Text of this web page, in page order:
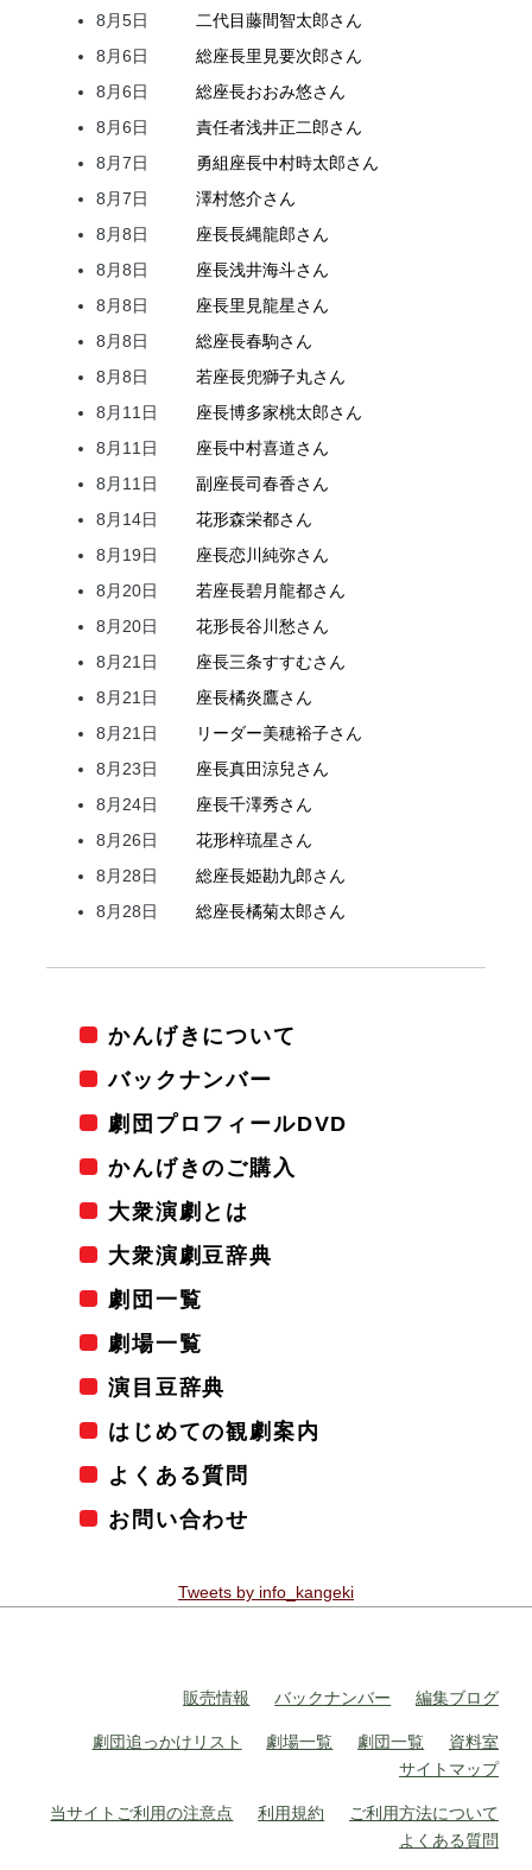
8月5日
二代目藤間智太郎さん
8月6日
総座長里見要次郎さん
8月6日
総座長おおみ悠さん
8月6日
責任者浅井正二郎さん
8月7日
勇組座長中村時太郎さん
8月7日
澤村悠介さん
8月8日
座長長縄龍郎さん
8月8日
座長浅井海斗さん
8月8日
座長里見龍星さん
8月8日
総座長春駒さん
8月8日
若座長兜獅子丸さん
8月11日
座長博多家桃太郎さん
8月11日
座長中村喜道さん
8月11日
副座長司春香さん
8月14日
花形森栄都さん
8月19日
座長恋川純弥さん
8月20日
若座長碧月龍都さん
8月20日
花形長谷川愁さん
8月21日
座長三条すすむさん
8月21日
座長橘炎鷹さん
8月21日
リーダー美穂裕子さん
8月23日
座長真田涼兒さん
8月24日
座長千澤秀さん
8月26日
花形梓琉星さん
8月28日
総座長姫勘九郎さん
8月28日
総座長橘菊太郎さん
かんげきについて
バックナンバー
劇団プロフィールDVD
かんげきのご購入
大衆演劇とは
大衆演劇豆辞典
劇団一覧
劇場一覧
演目豆辞典
はじめての観劇案内
よくある質問
お問い合わせ
Tweets by info_kangeki
販売情報 バックナンバー 編集ブログ
劇団追っかけリスト 劇場一覧 劇団一覧
資料室
サイトマップ
当サイトご利用の注意点 利用規約
ご利用方法について
よくある質問